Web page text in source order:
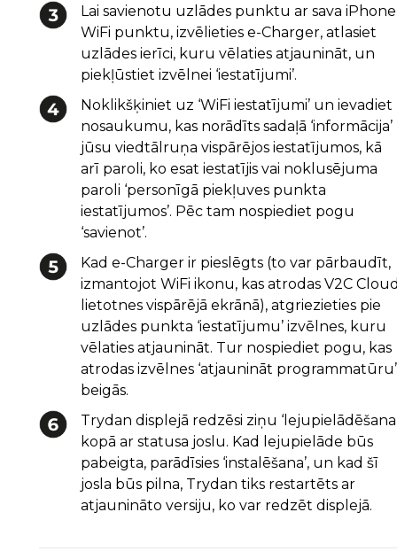
Lai savienotu uzlādes punktu ar sava iPhone
WiFi punktu, izvēlieties e-Charger, atlasiet
uzlādes ierīci, kuru vēlaties atjaunināt, un
piekļūstiet izvēlnei ‘iestatījumi’.
Noklikšķiniet uz ‘WiFi iestatījumi’ un ievadiet
nosaukumu, kas norādīts sadaļā ‘informācija’
jūsu viedtālruņa vispārējos iestatījumos, kā
arī paroli, ko esat iestatījis vai noklusējuma
paroli ‘personīgā piekļuves punkta
iestatījumos’. Pēc tam nospiediet pogu
‘savienot’.
Kad e-Charger ir pieslēgts (to var pārbaudīt,
izmantojot WiFi ikonu, kas atrodas V2C
lietotnes vispārējā ekrānā), atgriezieties pie
uzlādes punkta ‘iestatījumu’ izvēlnes, kuru
vēlaties atjaunināt. Tur nospiediet pogu, kas
atrodas izvēlnes ‘atjaunināt programmatūru’
beigās.
Trydan displejā redzēsi ziņu
kopā ar statusa joslu. Kad lejupielāde būs
pabeigta, parādīsies ‘instalēšana’, un kad šī
josla būs pilna, Trydan tiks restartēts ar
atjaunināto versiju, ko var redzēt displejā.